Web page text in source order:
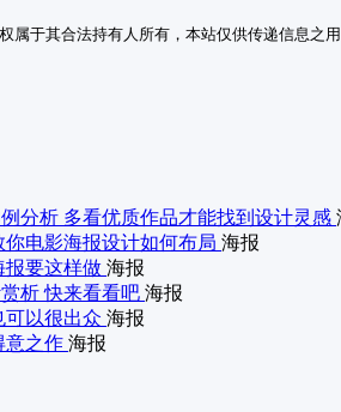
属于其合法持有人所有，本站仅供传递信息
分析 多看优质作品才能找到设计灵感
电影海报设计如何布局 海报
报要这样做 海报
析 快来看看吧 海报
可以很出众 海报
意之作 海报